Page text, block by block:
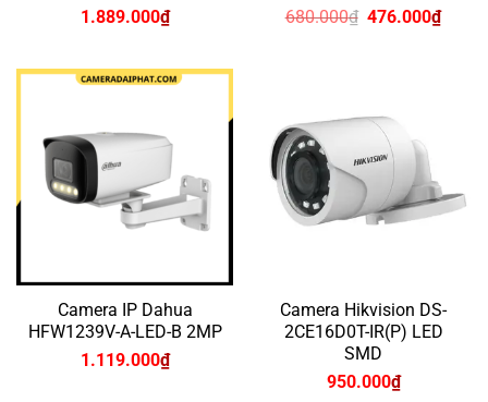
1.889.000₫
680.000₫ Giá
476.000₫Giá
Camera IP Dahua
HFW1239V-A-LED-B 2MP
1.119.000₫
Camera Hikvision DS-
2CE16D0T-IR(P) LED
SMD
950.000₫